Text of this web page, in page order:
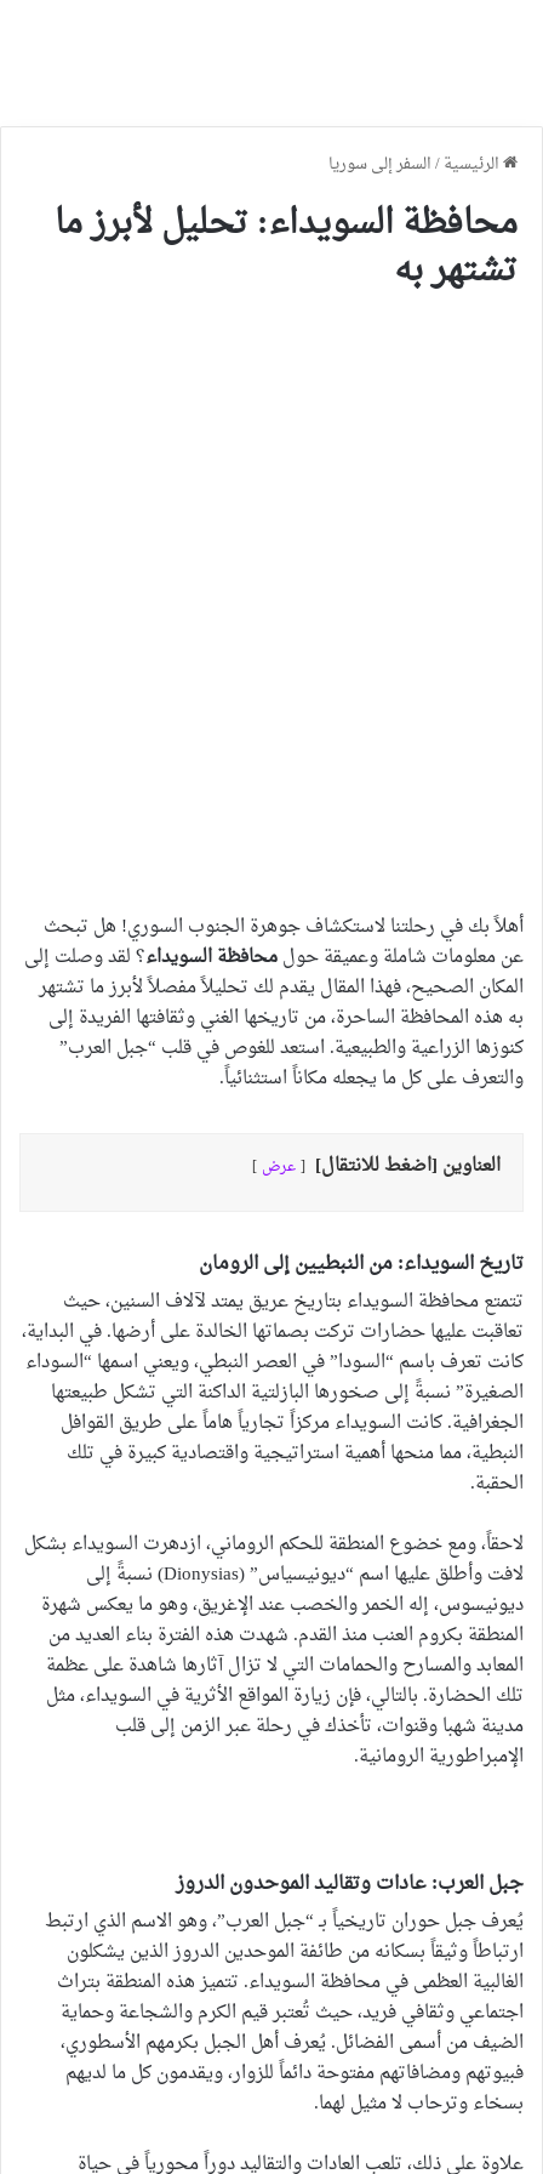
الرئيسية/السفر إلى سوريا
محافظة السويداء: تحليل لأبرز ما
تشتهر به
أهلاً بك في رحلتنا لاستكشاف جوهرة الجنوب السوري! هل تبحث
عن معلومات شاملة وعميقة حولمحافظة السويداء؟ لقد وصلت إلى
المكان الصحيح، فهذا المقال يقدم لك تحليلاً مفصلاً لأبرز ما تشتهر
به هذه المحافظة الساحرة، من تاريخها الغني وثقافتها الفريدة إلى
كنوزها الزراعية والطبيعية. استعد للغوص في قلب “جبل العرب”
والتعرف على كل ما يجعله مكاناً استثنائياً.
العناوين [اضغط للانتقال] عرض
تاريخ السويداء: من النبطيين إلى الرومان
تتمتع محافظة السويداء بتاريخ عريق يمتد لآلاف السنين، حيث
تعاقبت عليها حضارات تركت بصماتها الخالدة على أرضها. في البداية،
كانت تعرف باسم “السودا” في العصر النبطي، ويعني اسمها “السوداء
الصغيرة” نسبةً إلى صخورها البازلتية الداكنة التي تشكل طبيعتها
الجغرافية. كانت السويداء مركزاً تجارياً هاماً على طريق القوافل
النبطية، مما منحها أهمية استراتيجية واقتصادية كبيرة في تلك
الحقبة.
لاحقاً، ومع خضوع المنطقة للحكم الروماني، ازدهرت السويداء بشكل
لافت وأطلق عليها اسم “ديونيسياس” (Dionysias) نسبةً إلى
ديونيسوس، إله الخمر والخصب عند الإغريق، وهو ما يعكس شهرة
المنطقة بكروم العنب منذ القدم. شهدت هذه الفترة بناء العديد من
المعابد والمسارح والحمامات التي لا تزال آثارها شاهدة على عظمة
تلك الحضارة. بالتالي، فإن زيارة المواقع الأثرية في السويداء، مثل
مدينة شهبا وقنوات، تأخذك في رحلة عبر الزمن إلى قلب
الإمبراطورية الرومانية.
جبل العرب: عادات وتقاليد الموحدون الدروز
يُعرف جبل حوران تاريخياً بـ “جبل العرب”، وهو الاسم الذي ارتبط
ارتباطاً وثيقاً بسكانه من طائفة الموحدين الدروز الذين يشكلون
الغالبية العظمى في محافظة السويداء. تتميز هذه المنطقة بتراث
اجتماعي وثقافي فريد، حيث تُعتبر قيم الكرم والشجاعة وحماية
الضيف من أسمى الفضائل. يُعرف أهل الجبل بكرمهم الأسطوري،
فبيوتهم ومضافاتهم مفتوحة دائماً للزوار، ويقدمون كل ما لديهم
بسخاء وترحاب لا مثيل لهما.
علاوة على ذلك، تلعب العادات والتقاليد دوراً محورياً في حياة